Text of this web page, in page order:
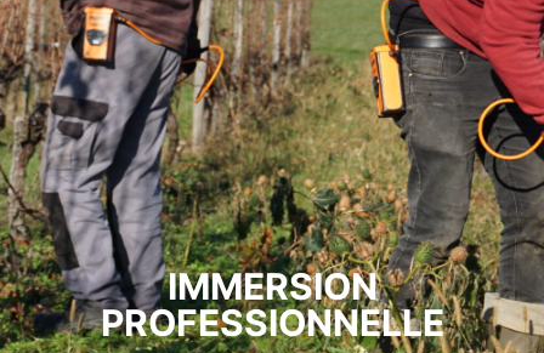
IMMERSION
PROFESSIONNELLE